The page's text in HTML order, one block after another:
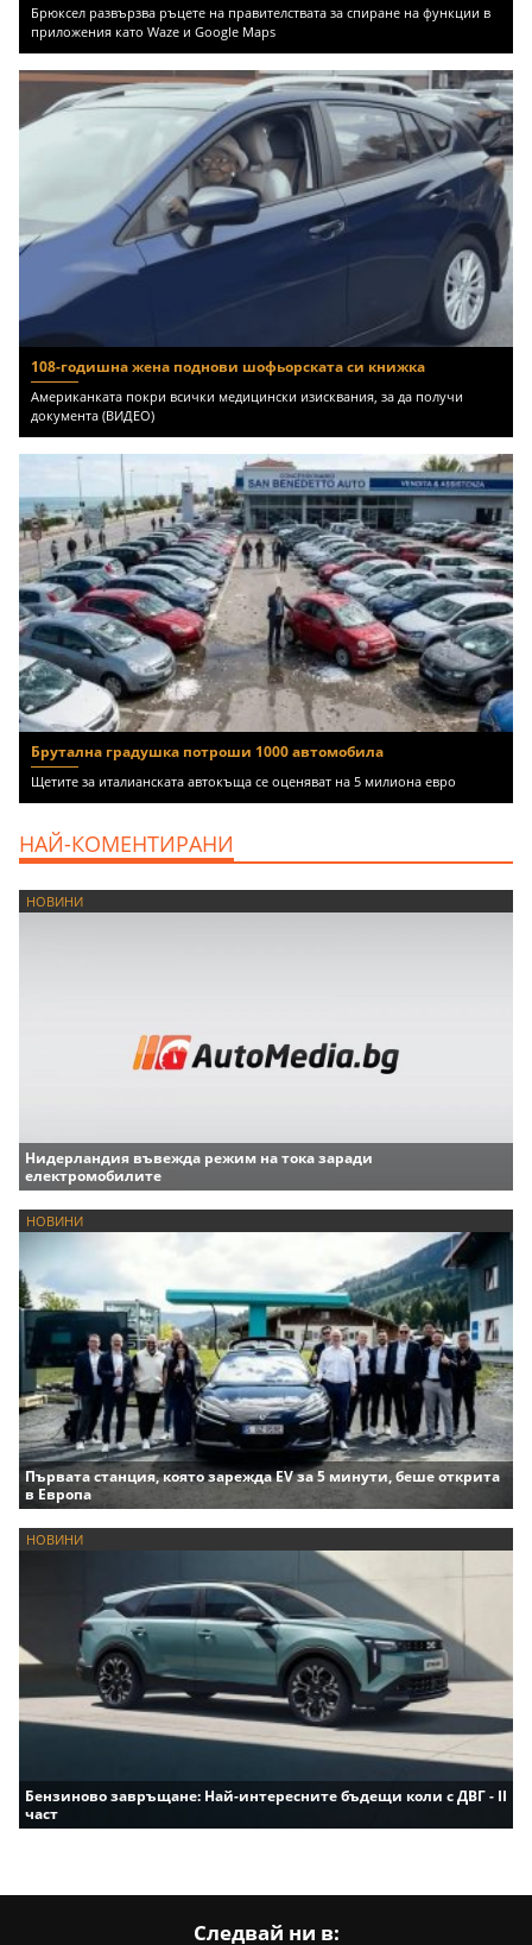
Брюксел развързва ръцете на правителствата за спиране на функции в
приложения като Waze и Google Maps
108-годишна жена поднови шофьорската си книжка
Американката покри всички медицински изисквания, за да получи
документа (ВИДЕО)
Брутална градушка потроши 1000 автомобила
Щетите за италианската автокъща се оценяват на 5 милиона евро
НАЙ-КОМЕНТИРАНИ
НОВИНИ
Нидерландия въвежда режим на тока заради
електромобилите
НОВИНИ
Първата станция, която зарежда EV за 5 минути, беше открита
в Европа
НОВИНИ
Бензиново завръщане: Най-интересните бъдещи коли с ДВГ - II
част
Следвай ни в: